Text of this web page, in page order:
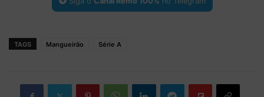
TAGS Mangueirão Série A